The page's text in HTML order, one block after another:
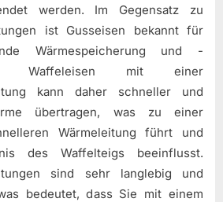
werden. Im Gegensatz zu
ist Gusseisen bekannt für
Wärmespeicherung und -
Waffeleisen mit einer
kann daher schneller und
übertragen, was zu einer
Wärmeleitung führt und
des Waffelteigs beeinflusst.
sind sehr langlebig und
bedeutet, dass Sie mit einem